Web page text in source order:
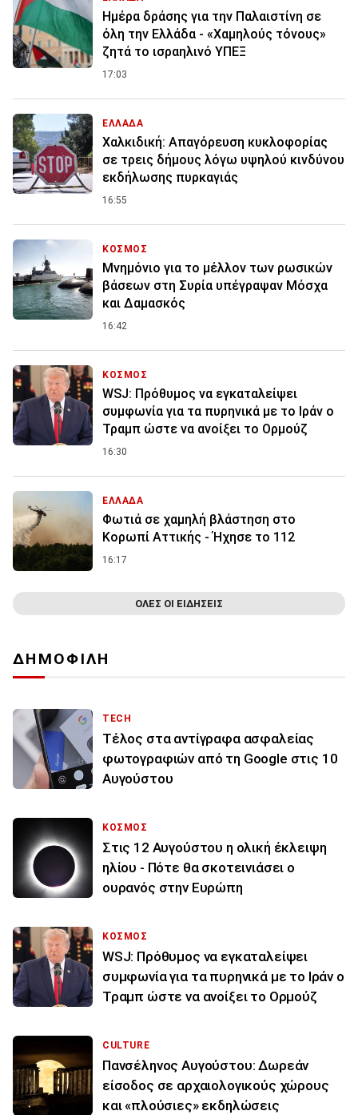
Ημέρα δράσης για την Παλαιστίνη σε
όλη την Ελλάδα - «Χαμηλούς τόνους»
ζητά το ισραηλινό ΥΠΕΞ
17:03
ΕΛΛΑΔΑ
Χαλκιδική: Απαγόρευση κυκλοφορίας
σε τρεις δήμους λόγω υψηλού κινδύνου
εκδήλωσης πυρκαγιάς
16:55
ΚΟΣΜΟΣ
Μνημόνιο για το μέλλον των ρωσικών
βάσεων στη Συρία υπέγραψαν Μόσχα
και Δαμασκός
16:42
ΚΟΣΜΟΣ
WSJ: Πρόθυμος να εγκαταλείψει
συμφωνία για τα πυρηνικά με το Ιράν ο
Τραμπ ώστε να ανοίξει το Ορμούζ
16:30
ΕΛΛΑΔΑ
Φωτιά σε χαμηλή βλάστηση στο
Κορωπί Αττικής - Ήχησε το 112
16:17
ΟΛΕΣ ΟΙ ΕΙΔΗΣΕΙΣ
ΔΗΜΟΦΙΛΗ
TECH
Τέλος στα αντίγραφα ασφαλείας
φωτογραφιών από τη Google στις 10
Αυγούστου
ΚΟΣΜΟΣ
Στις 12 Αυγούστου η ολική έκλειψη
ηλίου - Πότε θα σκοτεινιάσει ο
ουρανός στην Ευρώπη
ΚΟΣΜΟΣ
WSJ: Πρόθυμος να εγκαταλείψει
συμφωνία για τα πυρηνικά με το Ιράν ο
Τραμπ ώστε να ανοίξει το Ορμούζ
CULTURE
Πανσέληνος Αυγούστου: Δωρεάν
είσοδος σε αρχαιολογικούς χώρους
και «πλούσιες» εκδηλώσεις